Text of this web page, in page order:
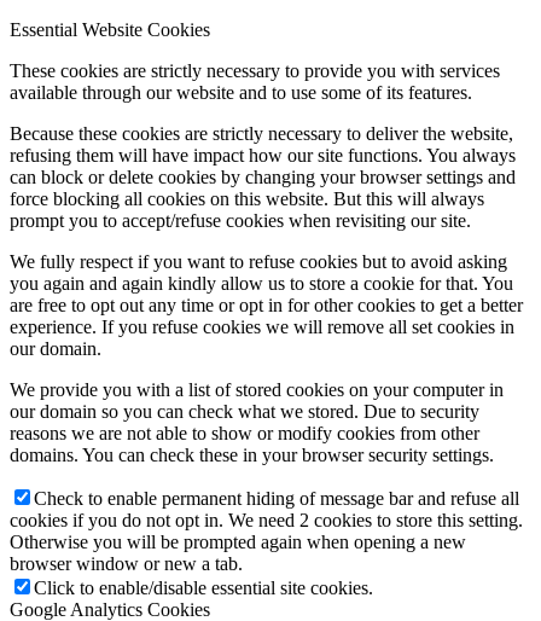
Essential Website Cookies
These cookies are strictly necessary to provide you with services
available through our website and to use some of its features.
Because these cookies are strictly necessary to deliver the website,
refusing them will have impact how our site functions. You always
can block or delete cookies by changing your browser settings and
force blocking all cookies on this website. But this will always
prompt you to accept/refuse cookies when revisiting our site.
We fully respect if you want to refuse cookies but to avoid asking
you again and again kindly allow us to store a cookie for that. You
are free to opt out any time or opt in for other cookies to get a better
experience. If you refuse cookies we will remove all set cookies in
our domain.
We provide you with a list of stored cookies on your computer in
our domain so you can check what we stored. Due to security
reasons we are not able to show or modify cookies from other
domains. You can check these in your browser security settings.
Check to enable permanent hiding of message bar and refuse all
cookies if you do not opt in. We need 2 cookies to store this setting.
Otherwise you will be prompted again when opening a new
browser window or new a tab.
Click to enable/disable essential site cookies.
Google Analytics Cookies